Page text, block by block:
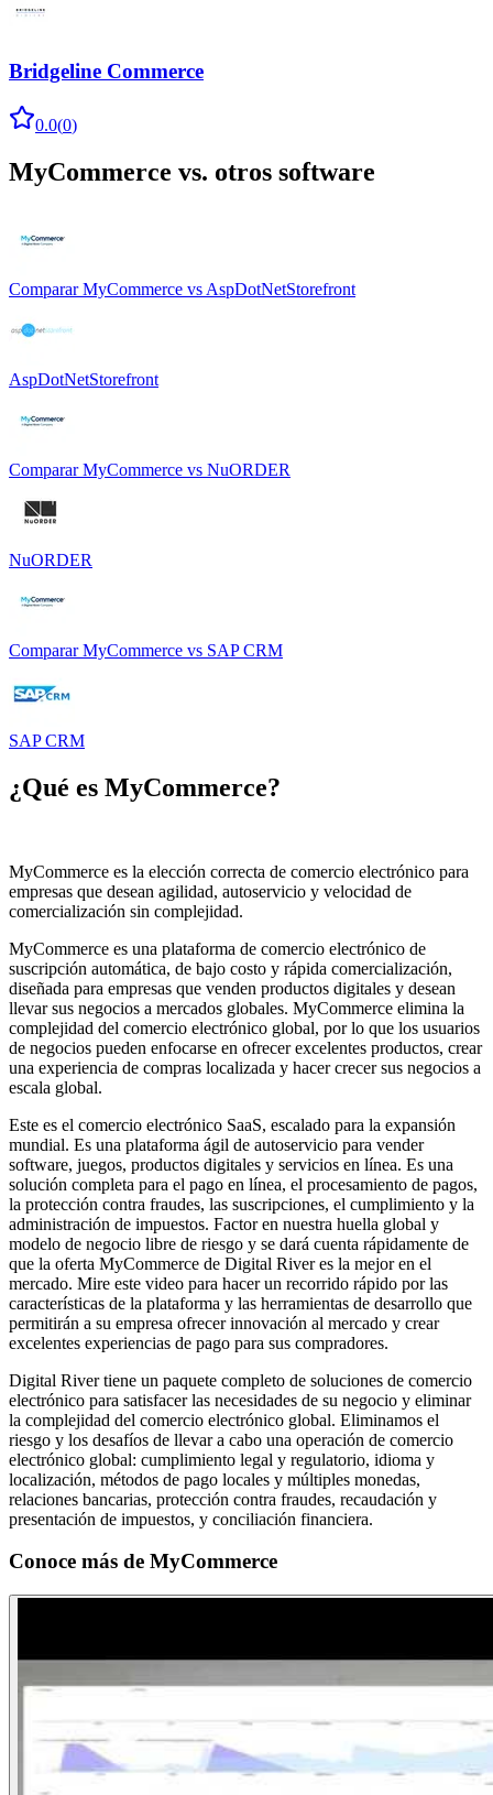
Bridgeline Commerce
0.0(0)
MyCommerce vs. otros software
Comparar MyCommerce vs AspDotNetStorefront
AspDotNetStorefront
Comparar MyCommerce vs NuORDER
NuORDER
Comparar MyCommerce vs SAP CRM
SAP CRM
¿Qué es MyCommerce?
MyCommerce es la elección correcta de comercio electrónico para
empresas que desean agilidad, autoservicio y velocidad de
comercialización sin complejidad.
MyCommerce es una plataforma de comercio electrónico de
suscripción automática, de bajo costo y rápida comercialización,
diseñada para empresas que venden productos digitales y desean
llevar sus negocios a mercados globales. MyCommerce elimina la
complejidad del comercio electrónico global, por lo que los usuarios
de negocios pueden enfocarse en ofrecer excelentes productos, crear
una experiencia de compras localizada y hacer crecer sus negocios a
escala global.
Este es el comercio electrónico SaaS, escalado para la expansión
mundial. Es una plataforma ágil de autoservicio para vender
software, juegos, productos digitales y servicios en línea. Es una
solución completa para el pago en línea, el procesamiento de pagos,
la protección contra fraudes, las suscripciones, el cumplimiento y la
administración de impuestos. Factor en nuestra huella global y
modelo de negocio libre de riesgo y se dará cuenta rápidamente de
que la oferta MyCommerce de Digital River es la mejor en el
mercado. Mire este video para hacer un recorrido rápido por las
características de la plataforma y las herramientas de desarrollo que
permitirán a su empresa ofrecer innovación al mercado y crear
excelentes experiencias de pago para sus compradores.
Digital River tiene un paquete completo de soluciones de comercio
electrónico para satisfacer las necesidades de su negocio y eliminar
la complejidad del comercio electrónico global. Eliminamos el
riesgo y los desafíos de llevar a cabo una operación de comercio
electrónico global: cumplimiento legal y regulatorio, idioma y
localización, métodos de pago locales y múltiples monedas,
relaciones bancarias, protección contra fraudes, recaudación y
presentación de impuestos, y conciliación financiera.
Conoce más de MyCommerce